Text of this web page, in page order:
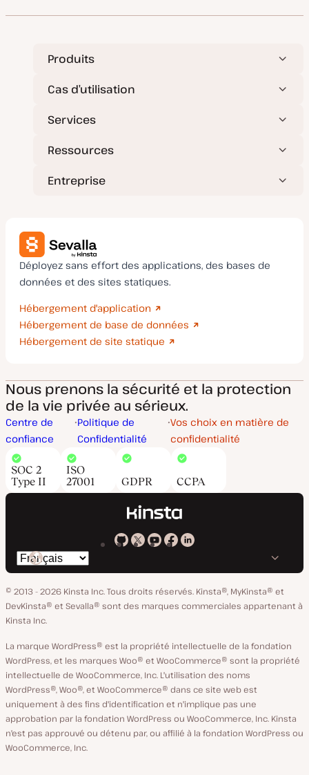
e
à
u
Produits
Cas d’utilisation
Services
Ressources
Entreprise
Déployez sans effort des applications, des bases de
données et des sites statiques.
Hébergement d'application
Hébergement de base de données
Hébergement de site statique
Nous prenons la sécurité et la protection
de la vie privée au sérieux.
Centre de
confiance
Politique de
Confidentialité
Vos choix en matière de
confidentialité
SOC 2
Type II
ISO
27001
GDPR CCPA
Kinsta
GitHub
Kinsta
X
Kinsta
YouTube
Kinsta
Facebook
Kinsta
LinkedIn
Changer
de
langue
© 2013 - 2026 Kinsta Inc. Tous droits réservés. Kinsta®, MyKinsta® et
DevKinsta® et Sevalla® sont des marques commerciales appartenant à
Kinsta Inc.
La marque WordPress® est la propriété intellectuelle de la fondation
WordPress, et les marques Woo® et WooCommerce® sont la propriété
intellectuelle de WooCommerce, Inc. L'utilisation des noms
WordPress®, Woo®, et WooCommerce® dans ce site web est
uniquement à des fins d'identification et n'implique pas une
approbation par la fondation WordPress ou WooCommerce, Inc. Kinsta
n'est pas approuvé ou détenu par, ou affilié à la fondation WordPress ou
WooCommerce, Inc.